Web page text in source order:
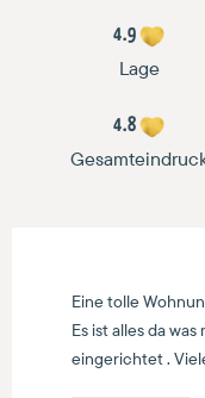
4.9
Lage
4.8
Eine tolle
Es ist alles da
eingerichtet .